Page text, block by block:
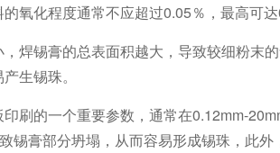
氧化程度通常不应超过0.05％，最高可达
焊锡膏的总表面积越大，导致较细粉末
生锡珠。
刷的一个重要参数，通常在0.12mm-
锡膏部分坍塌，从而容易形成锡珠，此